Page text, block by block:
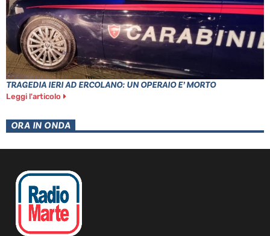
TRAGEDIA IERI AD ERCOLANO: UN OPERAIO E’ MORTO
Leggi l'articolo
ORA IN ONDA